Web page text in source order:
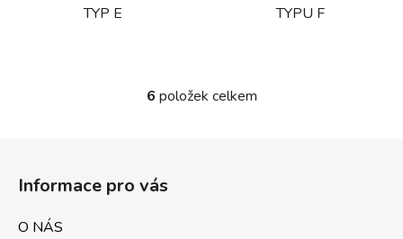
TYP E
TYPU F
O
6 položek celkem
Informace pro vás
O NÁS